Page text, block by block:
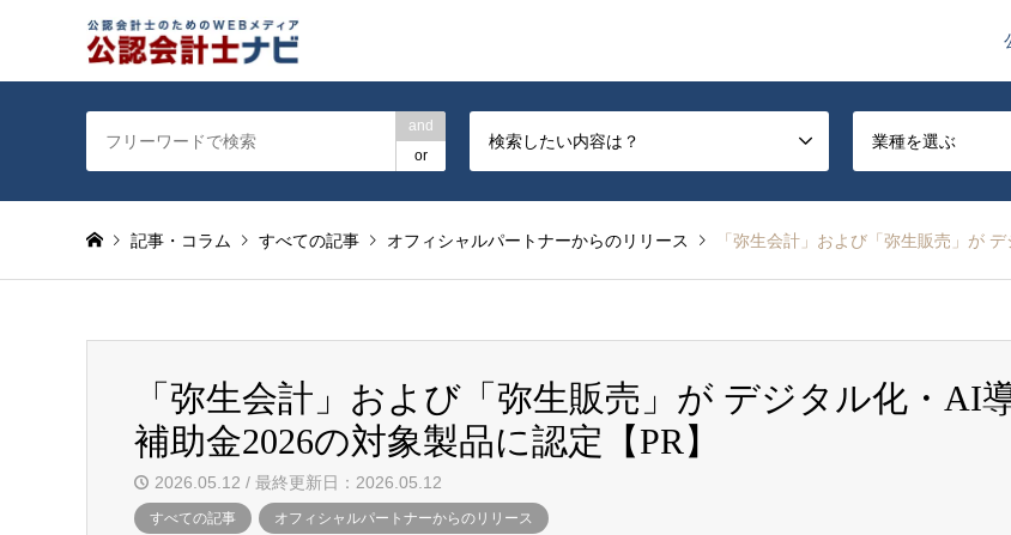
and
or
検索したい内容は？ 業種を選ぶ
記事・コラム すべての記事 オフィシャルパートナーからのリリース 「弥生会計」および「弥生販売」が
「弥生会計」および「弥生販売」が デジタル化・AI
補助金2026の対象製品に認定【PR】
2026.05.12 / 最終更新日：2026.05.12
すべての記事 オフィシャルパートナーからのリリース